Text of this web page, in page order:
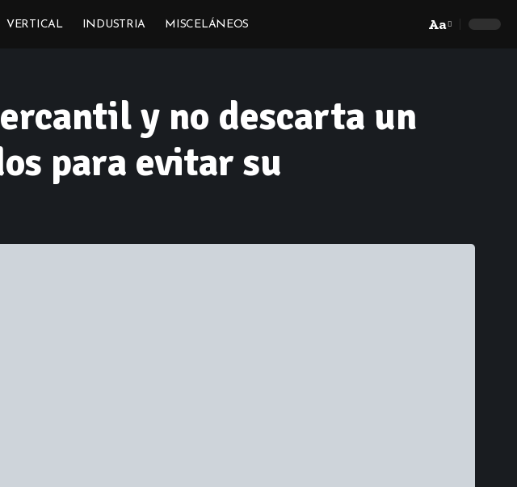
VERTICAL INDUSTRIA MISCELÁNEOS
Font
Aa
y no descarta un
para evitar su